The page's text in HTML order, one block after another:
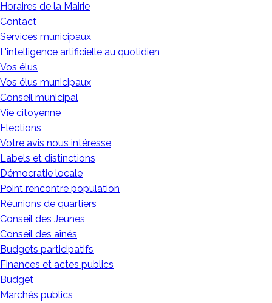
Horaires de la Mairie
Contact
Services municipaux
L'intelligence artificielle au quotidien
Vos élus
Vos élus municipaux
Conseil municipal
Vie citoyenne
Elections
Votre avis nous intéresse
Labels et distinctions
Démocratie locale
Point rencontre population
Réunions de quartiers
Conseil des Jeunes
Conseil des aînés
Budgets participatifs
Finances et actes publics
Budget
Marchés publics